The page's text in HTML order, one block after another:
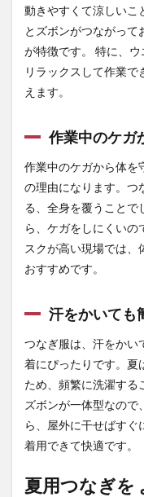
動きやすくて涼しいこ
とズボンがつながっ
が特徴です。 特に、
リラックスして作業
えます。
作業中のケガ
作業中のケガから体を
の理由になります。つ
る、全身を覆うことで
ら、ケガをしにくいの
スクが高い現場では
おすすめです。
汗をかいても
つなぎ服は、汗をかい
着にぴったりです。夏
ため、頻繁に洗濯する
ズボンが一体型なので
ら、屋外に干せばすぐ
着用できて快適です。
夏用つなぎを